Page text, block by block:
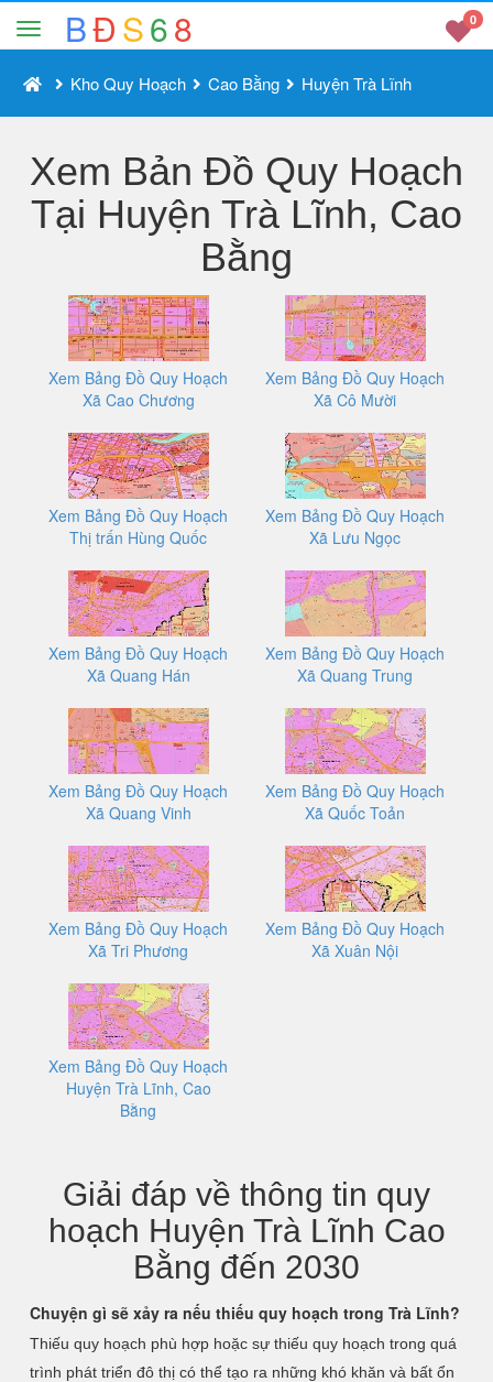
BĐS68 0
Kho Quy Hoạch Cao Bằng Huyện Trà Lĩnh
Xem Bản Đồ Quy Hoạch
Tại Huyện Trà Lĩnh, Cao
Bằng
Xem Bảng Đồ Quy Hoạch
Xã Cao Chương
Xem Bảng Đồ Quy Hoạch
Xã Cô Mười
Xem Bảng Đồ Quy Hoạch
Thị trấn Hùng Quốc
Xem Bảng Đồ Quy Hoạch
Xã Lưu Ngọc
Xem Bảng Đồ Quy Hoạch
Xã Quang Hán
Xem Bảng Đồ Quy Hoạch
Xã Quang Trung
Xem Bảng Đồ Quy Hoạch
Xã Quang Vinh
Xem Bảng Đồ Quy Hoạch
Xã Quốc Toản
Xem Bảng Đồ Quy Hoạch
Xã Tri Phương
Xem Bảng Đồ Quy Hoạch
Xã Xuân Nội
Xem Bảng Đồ Quy Hoạch
Huyện Trà Lĩnh, Cao
Bằng
Giải đáp về thông tin quy
hoạch Huyện Trà Lĩnh Cao
Bằng đến 2030
Chuyện gì sẽ xảy ra nếu thiếu quy hoạch trong Trà Lĩnh?
Thiếu quy hoạch phù hợp hoặc sự thiếu quy hoạch trong quá
trình phát triển đô thị có thể tạo ra những khó khăn và bất ổn